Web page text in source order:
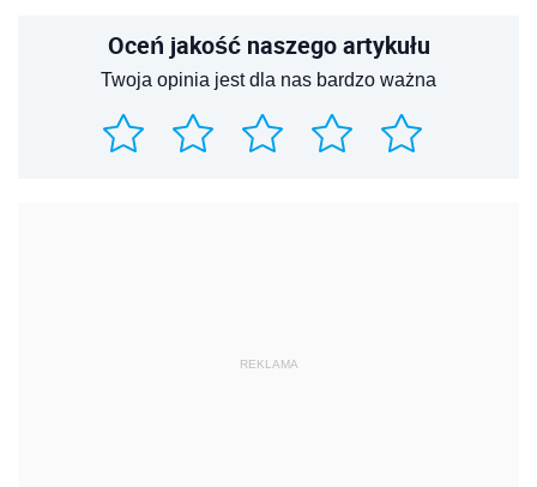
Oceń jakość naszego artykułu
Twoja opinia jest dla nas bardzo ważna
REKLAMA